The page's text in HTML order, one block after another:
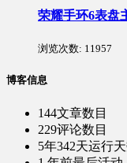
荣耀手环6表盘
浏览次数: 11957
博客信息
144文章数目
229评论数目
5年342天运行